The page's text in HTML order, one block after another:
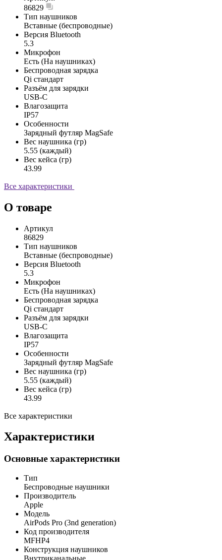
86829
Тип наушников
Вставные (беспроводные)
Версия Bluetooth
5.3
Микрофон
Есть (На наушниках)
Беспроводная зарядка
Qi стандарт
Разъём для зарядки
USB-C
Влагозащита
IP57
Особенности
Зарядный футляр MagSafe
Вес наушника (гр)
5.55 (каждый)
Вес кейса (гр)
43.99
Все характеристики
О товаре
Артикул
86829
Тип наушников
Вставные (беспроводные)
Версия Bluetooth
5.3
Микрофон
Есть (На наушниках)
Беспроводная зарядка
Qi стандарт
Разъём для зарядки
USB-C
Влагозащита
IP57
Особенности
Зарядный футляр MagSafe
Вес наушника (гр)
5.55 (каждый)
Вес кейса (гр)
43.99
Все характеристики
Характеристики
Основные характеристики
Тип
Беспроводные наушники
Производитель
Apple
Модель
AirPods Pro (3nd generation)
Код производителя
MFHP4
Конструкция наушников
Внутриканальные